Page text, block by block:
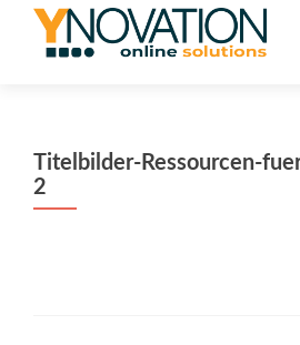
Titelbilder-Ressourcen-
2